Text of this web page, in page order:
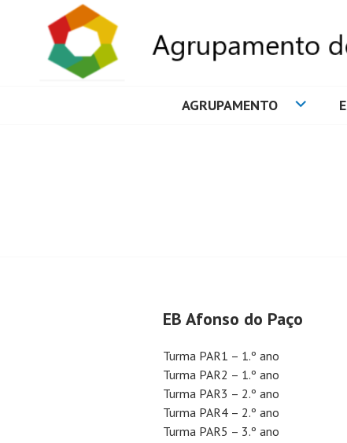
AGRUPAMENTO
EB Afonso do Paço
Turma PAR1 – 1.º ano
Turma PAR2 – 1.º ano
Turma PAR3 – 2.º ano
Turma PAR4 – 2.º ano
Turma PAR5 – 3.º ano